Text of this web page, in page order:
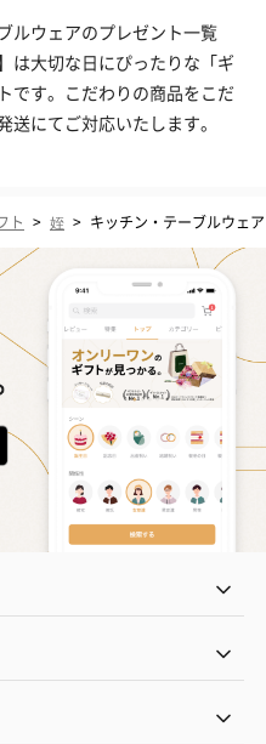
ルウェアのプレゼント一覧
は大切な日にぴったりな「ギ
です。こだわりの商品をこだ
にてご対応いたします。
ト > 姪 > キッチン・テーブルウェア